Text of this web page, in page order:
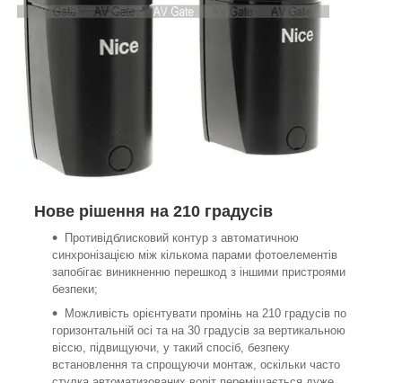
Нове рішення на 210 градусів
Противідблисковий контур з автоматичною
синхронізацією між кількома парами фотоелементів
запобігає виникненню перешкод з іншими пристроями
безпеки;
Можливість орієнтувати промінь на 210 градусів по
горизонтальній осі та на 30 градусів за вертикальною
віссю, підвищуючи, у такий спосіб, безпеку
встановлення та спрощуючи монтаж, оскільки часто